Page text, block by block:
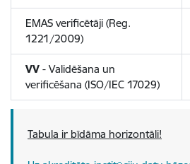
EMAS verificētāji (Reg.
1221/2009)
VV - Validēšana un
verificēšana (ISO/IEC 17029)
Tabula ir bīdāma horizontāli!